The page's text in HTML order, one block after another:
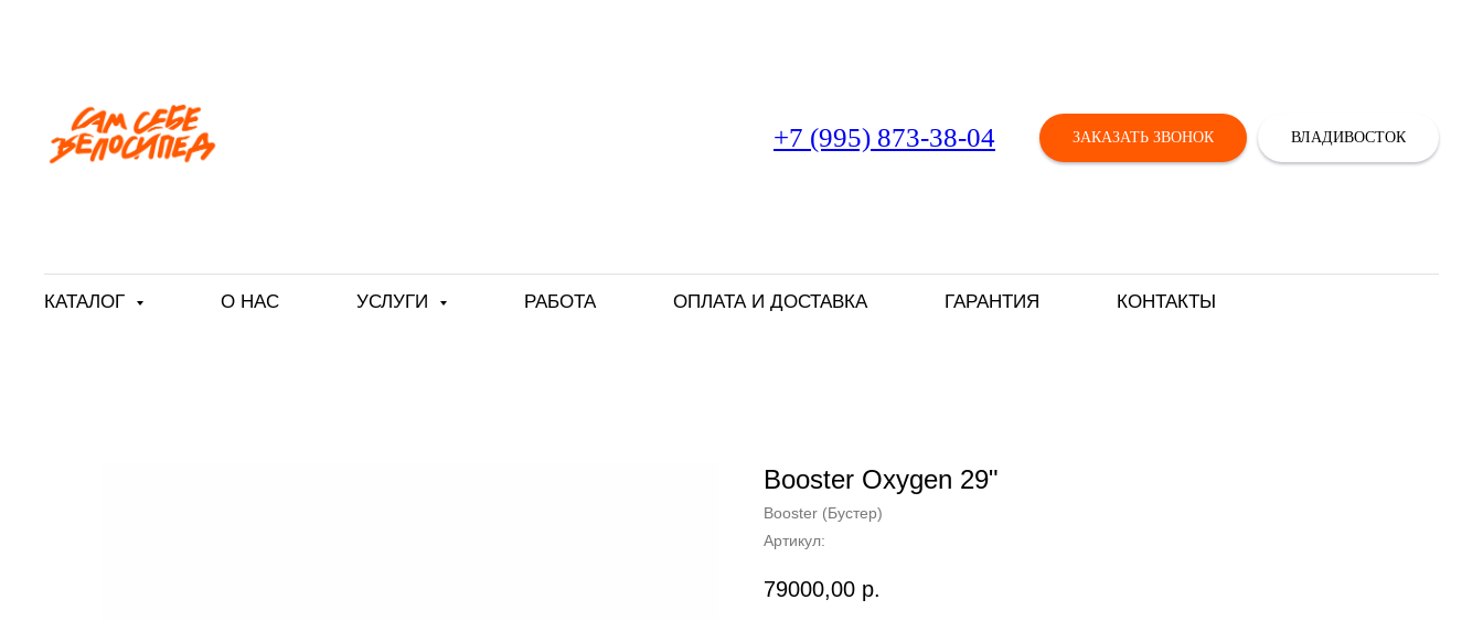
+7 (995) 873-38-04 ЗАКАЗАТЬ ЗВОНОК ВЛАДИВОСТОК
КАТАЛОГ О НАС УСЛУГИ РАБОТА ОПЛАТА И ДОСТАВКА ГАРАНТИЯ КОНТАКТЫ
Booster Oxygen 29"
Booster (Бустер)
Артикул:
79000,00 р.